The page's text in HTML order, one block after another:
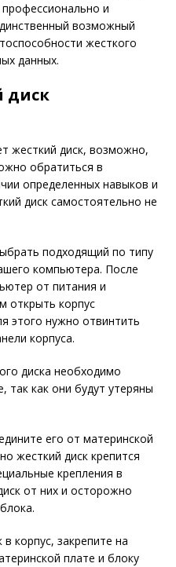
и
возможный
жесткого
данных.
диск
жесткий диск, возможно,
обратиться в
определенных навыков и
диск самостоятельно не
подходящий по типу
компьютера. После
от питания и
открыть корпус
этого нужно отвинтить
корпуса.
диска необходимо
так как они будут утеряны
его от материнской
жесткий диск крепится
крепления в
от них и осторожно
корпус, закрепите на
плате и блоку